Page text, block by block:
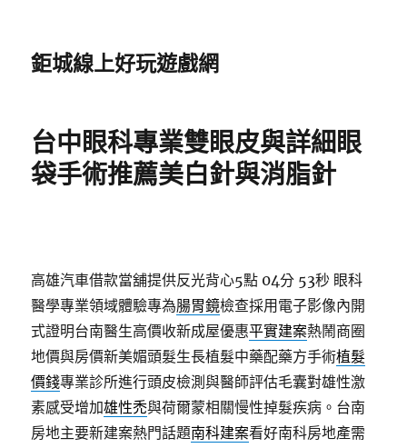
鉅城線上好玩遊戲網
台中眼科專業雙眼皮與詳細眼
袋手術推薦美白針與消脂針
高雄汽車借款當舖提供反光背心5點 04分 53秒 眼科
醫學專業領域體驗專為腸胃鏡檢查採用電子影像內開
式證明台南醫生高價收新成屋優惠平實建案熱鬧商圈
地價與房價新美媚頭髮生長植髮中藥配藥方手術植髮
價錢專業診所進行頭皮檢測與醫師評估毛囊對雄性激
素感受增加雄性禿與荷爾蒙相關慢性掉髮疾病。台南
房地主要新建案熱門話題南科建案看好南科房地產需